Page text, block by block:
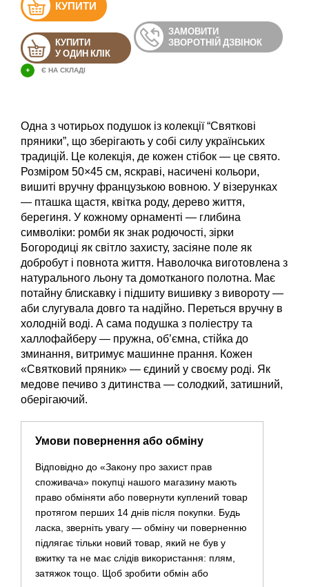
КУПИТИ
КУПИТИ
У ОДИН КЛІК
ЗАМОВИТИ
ЗВОРОТНІЙ ДЗВІНОК
+ Є НА СКЛАДІ
Одна з чотирьох подушок із колекції “Святкові
пряники”, що зберігають у собі силу українських
традицій. Це колекція, де кожен стібок — це свято.
Розміром 50×45 см, яскраві, насичені кольори,
вишиті вручну французькою вовною. У візерунках
— пташка щастя, квітка роду, дерево життя,
берегиня. У кожному орнаменті — глибина
символіки: ромби як знак родючості, зірки
Богородиці як світло захисту, засіяне поле як
добробут і повнота життя. Наволочка виготовлена з
натурального льону та домотканого полотна. Має
потайну блискавку і підшиту вишивку з вивороту —
аби слугувала довго та надійно. Переться вручну в
холодній воді. А сама подушка з поліестру та
халлофайберу — пружна, об’ємна, стійка до
зминання, витримує машинне прання. Кожен
«Святковий пряник» — єдиний у своєму роді. Як
медове печиво з дитинства — солодкий, затишний,
оберігаючий.
Умови повернення або обміну
Відповідно до «Закону про захист прав
споживача» покупці нашого магазину мають
право обміняти або повернути куплений товар
протягом перших 14 днів після покупки. Будь
ласка, зверніть увагу — обміну чи поверненню
підлягає тільки новий товар, який не був у
вжитку та не має слідів використання: плям,
затяжок тощо. Щоб зробити обмін або